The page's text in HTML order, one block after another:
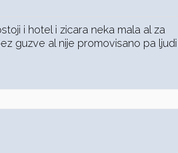
i hotel i zicara neka mala al za
guzve al nije promovisano pa ljudi